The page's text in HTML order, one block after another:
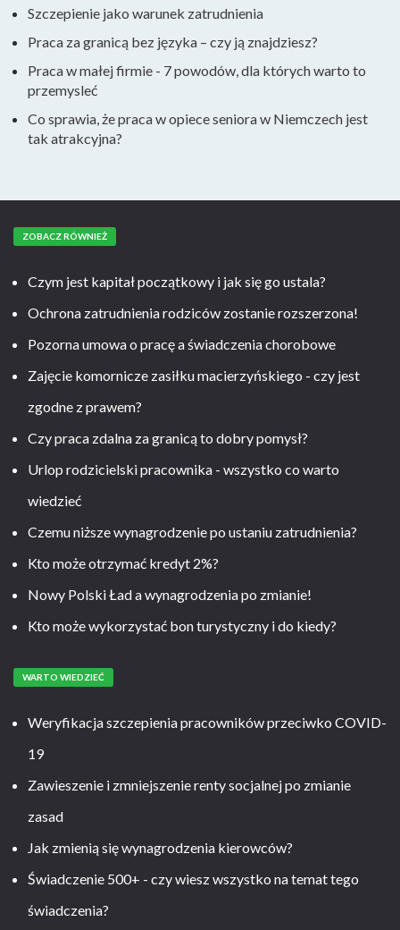
Szczepienie jako warunek zatrudnienia
Praca za granicą bez języka – czy ją znajdziesz?
Praca w małej firmie - 7 powodów, dla których warto to
przemysleć
Co sprawia, że praca w opiece seniora w Niemczech jest
tak atrakcyjna?
ZOBACZ RÓWNIEŻ
Czym jest kapitał początkowy i jak się go ustala?
Ochrona zatrudnienia rodziców zostanie rozszerzona!
Pozorna umowa o pracę a świadczenia chorobowe
Zajęcie komornicze zasiłku macierzyńskiego - czy jest
zgodne z prawem?
Czy praca zdalna za granicą to dobry pomysł?
Urlop rodzicielski pracownika - wszystko co warto
wiedzieć
Czemu niższe wynagrodzenie po ustaniu zatrudnienia?
Kto może otrzymać kredyt 2%?
Nowy Polski Ład a wynagrodzenia po zmianie!
Kto może wykorzystać bon turystyczny i do kiedy?
WARTO WIEDZIEĆ
Weryfikacja szczepienia pracowników przeciwko COVID-
19
Zawieszenie i zmniejszenie renty socjalnej po zmianie
zasad
Jak zmienią się wynagrodzenia kierowców?
Świadczenie 500+ - czy wiesz wszystko na temat tego
świadczenia?